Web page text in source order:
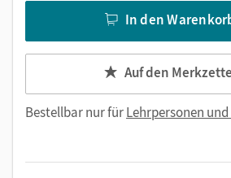
In den
Auf den
Bestellbar nur fürLehrpersonen